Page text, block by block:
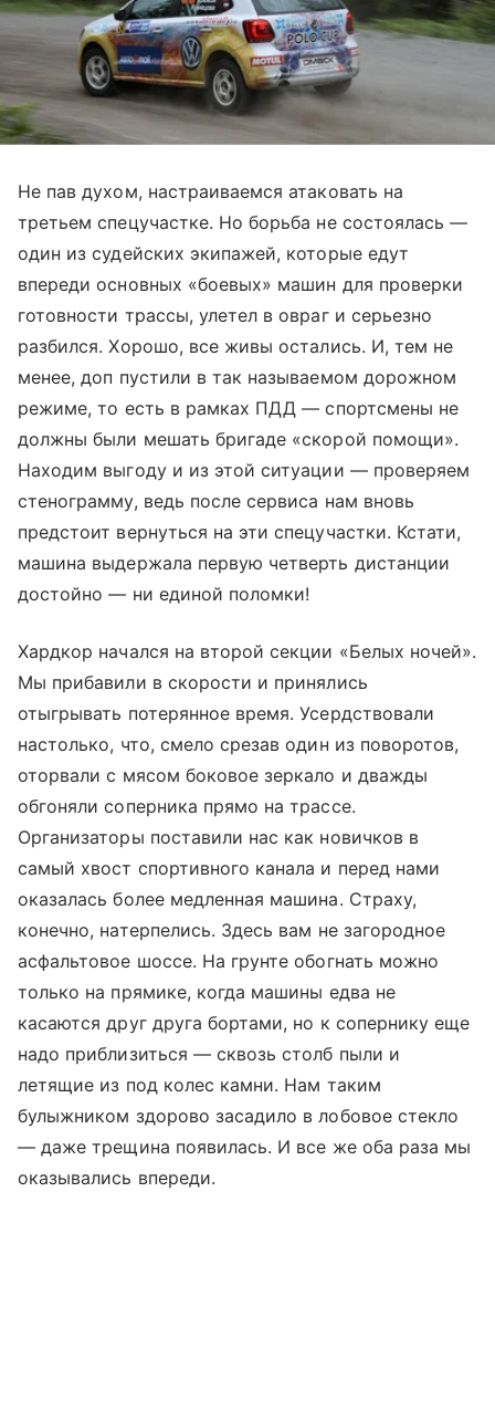
Не пав духом, настраиваемся атаковать на
третьем спецучастке. Но борьба не состоялась —
один из судейских экипажей, которые едут
впереди основных «боевых» машин для проверки
готовности трассы, улетел в овраг и серьезно
разбился. Хорошо, все живы остались. И, тем не
менее, доп пустили в так называемом дорожном
режиме, то есть в рамках ПДД — спортсмены не
должны были мешать бригаде «скорой помощи».
Находим выгоду и из этой ситуации — проверяем
стенограмму, ведь после сервиса нам вновь
предстоит вернуться на эти спецучастки. Кстати,
машина выдержала первую четверть дистанции
достойно — ни единой поломки!
Хардкор начался на второй секции «Белых ночей».
Мы прибавили в скорости и принялись
отыгрывать потерянное время. Усердствовали
настолько, что, смело срезав один из поворотов,
оторвали с мясом боковое зеркало и дважды
обгоняли соперника прямо на трассе.
Организаторы поставили нас как новичков в
самый хвост спортивного канала и перед нами
оказалась более медленная машина. Страху,
конечно, натерпелись. Здесь вам не загородное
асфальтовое шоссе. На грунте обогнать можно
только на прямике, когда машины едва не
касаются друг друга бортами, но к сопернику еще
надо приблизиться — сквозь столб пыли и
летящие из под колес камни. Нам таким
булыжником здорово засадило в лобовое стекло
— даже трещина появилась. И все же оба раза мы
оказывались впереди.